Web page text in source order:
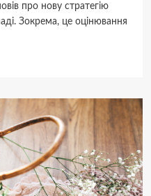
про нову стратегію
Зокрема, це оцінювання